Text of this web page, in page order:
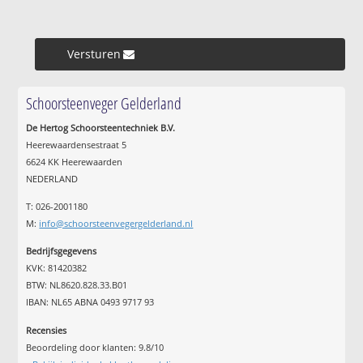
Versturen »
Schoorsteenveger Gelderland
De Hertog Schoorsteentechniek B.V.
Heerewaardensestraat 5
6624 KK Heerewaarden
NEDERLAND
T: 026-2001180
M: info@schoorsteenvegergelderland.nl
Bedrijfsgegevens
KVK: 81420382
BTW: NL8620.828.33.B01
IBAN: NL65 ABNA 0493 9717 93
Recensies
Beoordeling door klanten:9.8/10